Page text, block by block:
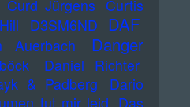
Curd Jürgens Curtis
D3SM6ND DAF
Auerbach
Danger
Daniel Richter
& Padberg
Dario
tut mir leid Das